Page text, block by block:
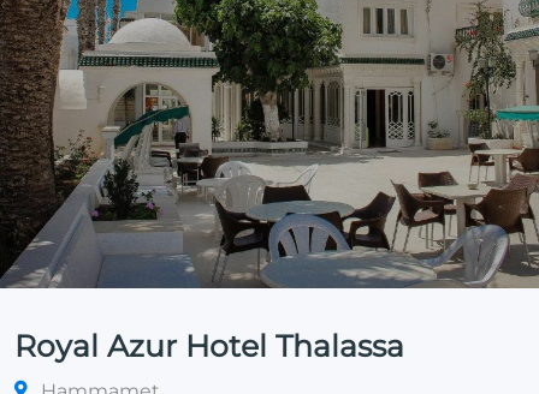
Royal Azur Hotel Thalassa